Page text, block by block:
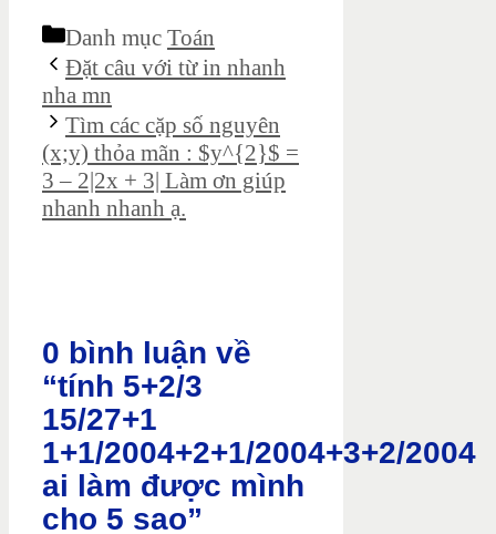
Danh mục Toán
Đặt câu với từ in nhanh
nha mn
Tìm các cặp số nguyên
(x;y) thỏa mãn : $y^{2}$ =
3 – 2|2x + 3| Làm ơn giúp
nhanh nhanh ạ.
0 bình luận về
“tính 5+2/3
15/27+1
1+1/2004+2+1/2004+3+2/2004
ai làm được mình
cho 5 sao”